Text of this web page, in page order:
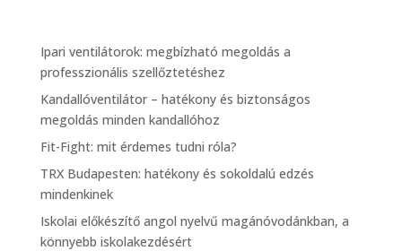
Ipari ventilátorok: megbízható megoldás a
professzionális szellőztetéshez
Kandallóventilátor – hatékony és biztonságos
megoldás minden kandallóhoz
Fit-Fight: mit érdemes tudni róla?
TRX Budapesten: hatékony és sokoldalú edzés
mindenkinek
Iskolai előkészítő angol nyelvű magánóvodánkban, a
könnyebb iskolakezdésért